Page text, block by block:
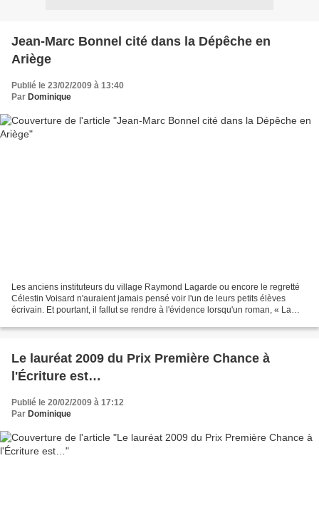
Jean-Marc Bonnel cité dans la Dépêche en
Ariège
Publié le 23/02/2009 à 13:40
Par Dominique
Les anciens instituteurs du village Raymond Lagarde ou encore le regretté
Célestin Voisard n'auraient jamais pensé voir l'un de leurs petits élèves
écrivain. Et pourtant, il fallut se rendre à l'évidence lorsqu'un roman, « La
Le lauréat 2009 du Prix Première Chance à
l'Écriture est…
Publié le 20/02/2009 à 17:12
Par Dominique